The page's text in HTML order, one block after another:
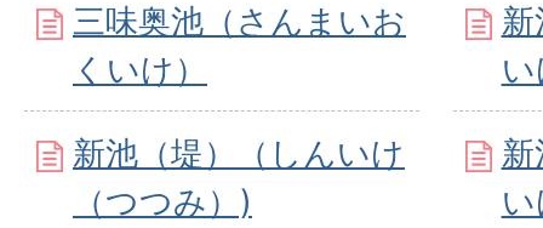
三味奥池（さんまいお
くいけ）
新池（堤）（しんいけ
（つつみ）)